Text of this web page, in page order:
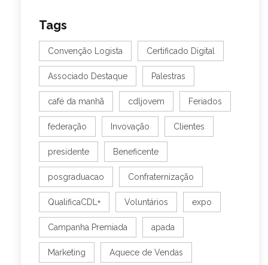
Tags
Convenção Logista Certificado Digital
Associado Destaque Palestras
café da manhã cdljovem Feriados
federação Invovação Clientes
presidente Beneficente
posgraduacao Confraternização
QualificaCDL+ Voluntários expo
Campanha Premiada apada
Marketing Aquece de Vendas